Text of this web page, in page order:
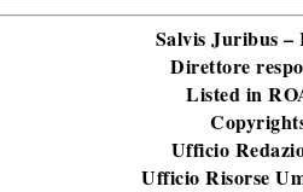
Salvis Juribus
Direttore
Listed in
Ufficio
Ufficio Risorse